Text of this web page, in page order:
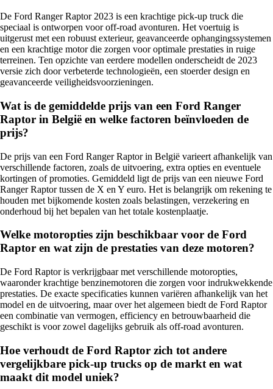
De Ford Ranger Raptor 2023 is een krachtige pick-up truck die
speciaal is ontworpen voor off-road avonturen. Het voertuig is
uitgerust met een robuust exterieur, geavanceerde ophangingssystemen
en een krachtige motor die zorgen voor optimale prestaties in ruige
terreinen. Ten opzichte van eerdere modellen onderscheidt de 2023
versie zich door verbeterde technologieën, een stoerder design en
geavanceerde veiligheidsvoorzieningen.
Wat is de gemiddelde prijs van een Ford Ranger
Raptor in België en welke factoren beïnvloeden de
prijs?
De prijs van een Ford Ranger Raptor in België varieert afhankelijk van
verschillende factoren, zoals de uitvoering, extra opties en eventuele
kortingen of promoties. Gemiddeld ligt de prijs van een nieuwe Ford
Ranger Raptor tussen de X en Y euro. Het is belangrijk om rekening te
houden met bijkomende kosten zoals belastingen, verzekering en
onderhoud bij het bepalen van het totale kostenplaatje.
Welke motoropties zijn beschikbaar voor de Ford
Raptor en wat zijn de prestaties van deze motoren?
De Ford Raptor is verkrijgbaar met verschillende motoropties,
waaronder krachtige benzinemotoren die zorgen voor indrukwekkende
prestaties. De exacte specificaties kunnen variëren afhankelijk van het
model en de uitvoering, maar over het algemeen biedt de Ford Raptor
een combinatie van vermogen, efficiency en betrouwbaarheid die
geschikt is voor zowel dagelijks gebruik als off-road avonturen.
Hoe verhoudt de Ford Raptor zich tot andere
vergelijkbare pick-up trucks op de markt en wat
maakt dit model uniek?